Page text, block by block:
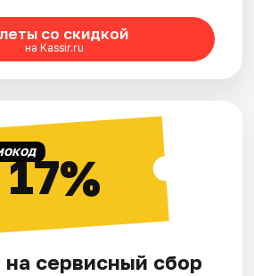
со скидкой
на Kassir.ru
17%
на сервисный сбор